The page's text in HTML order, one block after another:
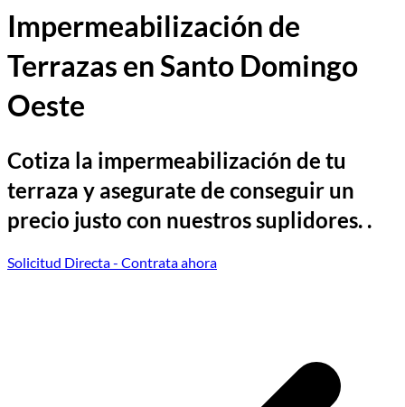
Impermeabilización de
Terrazas en Santo Domingo
Oeste
Cotiza la impermeabilización de tu
terraza y asegurate de conseguir un
precio justo con nuestros suplidores. .
Solicitud Directa- Contrata ahora